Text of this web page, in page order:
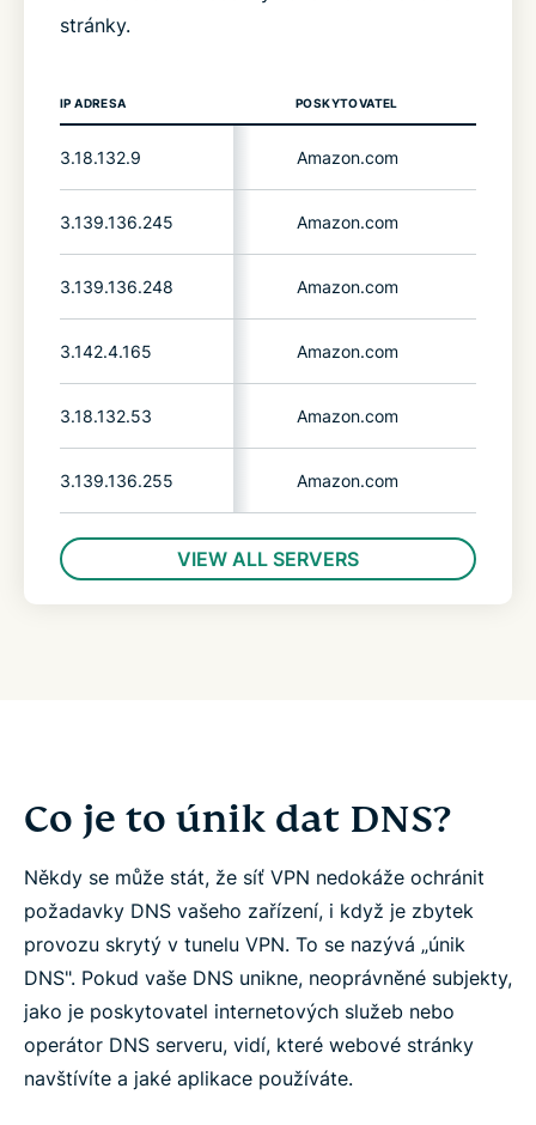
stránky.
IP ADRESA POSKYTOVATEL
3.18.132.9 Amazon.com
3.139.136.245 Amazon.com
3.139.136.248 Amazon.com
3.142.4.165 Amazon.com
3.18.132.53 Amazon.com
3.139.136.255 Amazon.com
VIEW ALL SERVERS
Co je to únik dat DNS?
Někdy se může stát, že síť VPN nedokáže ochránit
požadavky DNS vašeho zařízení, i když je zbytek
provozu skrytý v tunelu VPN. To se nazývá „únik
DNS". Pokud vaše DNS unikne, neoprávněné subjekty,
jako je poskytovatel internetových služeb nebo
operátor DNS serveru, vidí, které webové stránky
navštívíte a jaké aplikace používáte.